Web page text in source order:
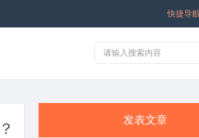
快捷导
发表文章